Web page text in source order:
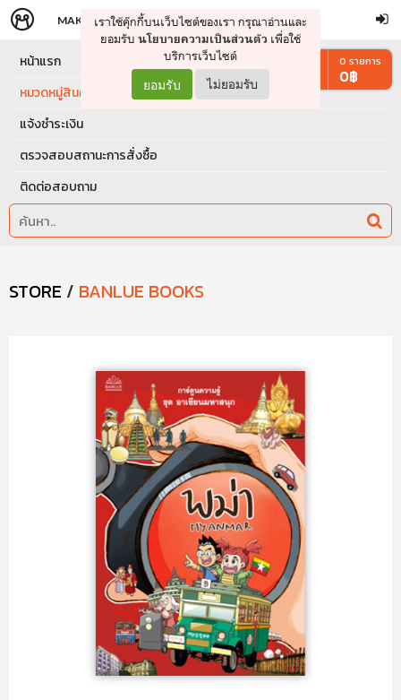
จัดการรถเข็น ดำเนินการต่อ
MAKERS STORE
เราใช้คุ๊กกี้บนเว็บไซต์ของเรา กรุณาอ่านและ
ยอมรับ นโยบายความเป็นส่วนตัว เพื่อใช้
บริการเว็บไซต์
ยอมรับ ไม่ยอมรับ
หน้าแรก
หมวดหมู่สินค้า
แจ้งชำระเงิน
ตรวจสอบสถานะการสั่งซื้อ
ติดต่อสอบถาม
0 รายการ
0฿
STORE / BANLUE BOOKS